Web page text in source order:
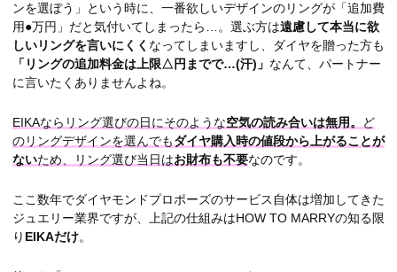
ンを選ぼう」という時に、一番欲しいデザインのリングが「追加費
用●万円」だと気付いてしまったら…。選ぶ方は遠慮して本当に欲
しいリングを言いにくく なってしまいますし、ダイヤを贈った方も
「リングの追加料金は上限△円までで…(汗)」 なんて、パートナー
に言いたくありませんよね。
EIKAならリング選びの日にそのような空気の読み合いは無用。
ど
のリングデザインを選んでもダイヤ購入時の値段から上がることが
ないため、リング選び当日はお財布も不要なのです。
ここ数年でダイヤモンドプロポーズのサービス自体は増加してきた
ジュエリー業界ですが、上記の仕組みはHOW TO MARRYの知る限
り EIKAだけ。